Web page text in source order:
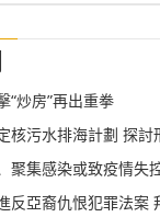
“炒房”再出重拳
核污水排海計劃 探
集感染或致疫情失控
反亞裔仇恨犯罪法案